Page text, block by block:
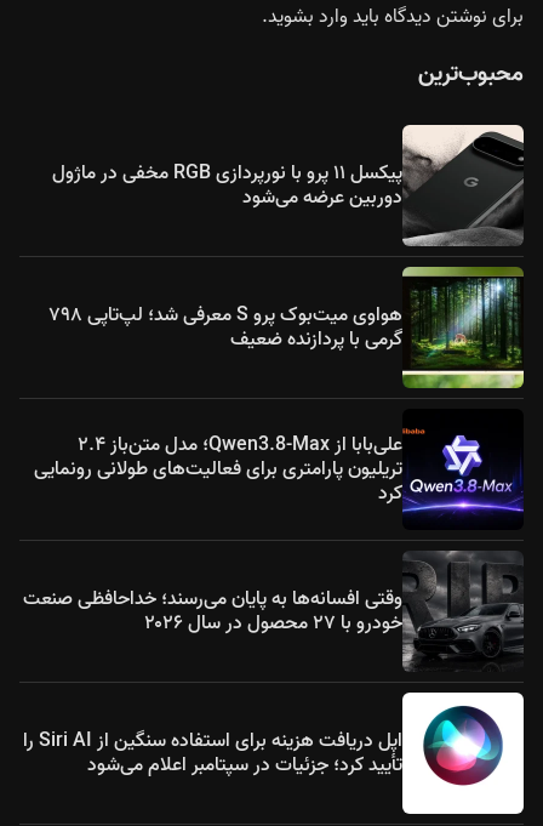
برای نوشتن دیدگاه بایدوارد بشوید.
محبوب‌ترین
پیکسل ۱۱ پرو با نورپردازی RGB مخفی در ماژول
دوربین عرضه می‌شود
هواوی میت‌بوک پرو S معرفی شد؛ لپ‌تاپی ۷۹۸
گرمی با پردازنده ضعیف
علی‌بابا از Qwen3.8-Max؛ مدل متن‌باز ۲.۴
تریلیون پارامتری برای فعالیت‌های طولانی رونمایی
کرد
وقتی افسانه‌ها به پایان می‌رسند؛ خداحافظی صنعت
خودرو با ۲۷ محصول در سال ۲۰۲۶
اپل دریافت هزینه برای استفاده سنگین از Siri AI را
تأیید کرد؛ جزئیات در سپتامبر اعلام می‌شود